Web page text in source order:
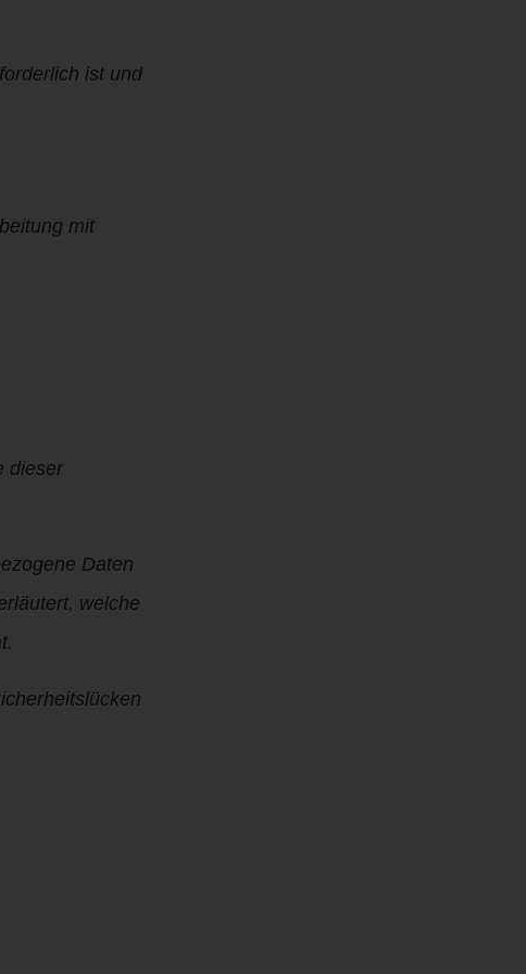
ist und
mit
dieser
Daten
welche